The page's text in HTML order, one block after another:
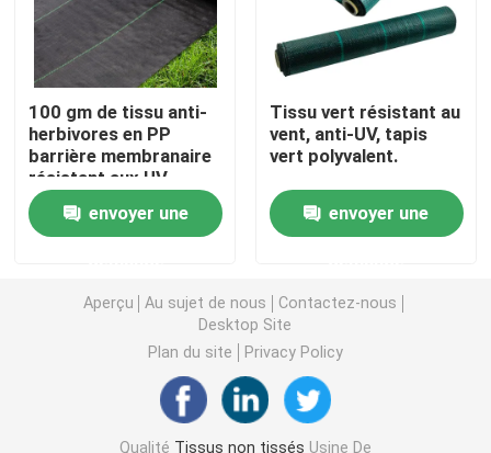
Nappe non-tissée
Tissu de nettoyage ménager
Chiffons de nettoyage de Spunlace
Tissu industriel à usage lourd
Chiffons de nettoyage jetables
Essuie-glaces pour les services alimentaires
Seringues de cuisine jetables
100 gm de tissu anti-
herbivores en PP
barrière membranaire
résistant aux UV
durable
envoyer une
Tissu vert résistant au
vent, anti-UV, tapis
vert polyvalent.
envoyer une
Aperçu Au sujet de nous
Contactez-nous
Desktop Site
Plan du site
Privacy Policy
Qualité Tissus non tissés Usine De